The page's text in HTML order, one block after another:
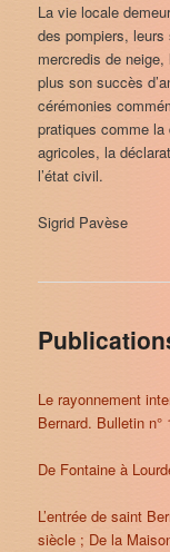
La vie locale
des pompiers,
mercredis de
plus son succès
cérémonies
pratiques comme
agricoles, la
l’état civil.
Sigrid Pavèse
Le rayonnement
Bernard. Bulletin n°
De Fontaine à
L’entrée de saint
siècle ; De la